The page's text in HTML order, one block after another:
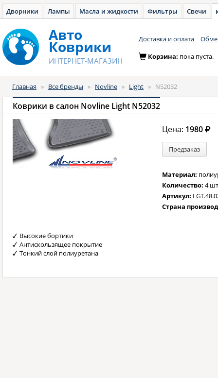
Дворники Лампы Масла и жидкости Фильтры Свечи
Авто
Коврики
ИНТЕРНЕТ-МАГАЗИН
Доставка и оплата
Корзина: пока пуста.
Главная » Все бренды » Novline » Light » N52032
Коврики в салон Novline Light N52032
Цена: 1980
Предзаказ
Материал:
Количество:4
Артикул:
Страна
Высокие бортики
Антискользящее покрытие
Тонкий слой полиуретана